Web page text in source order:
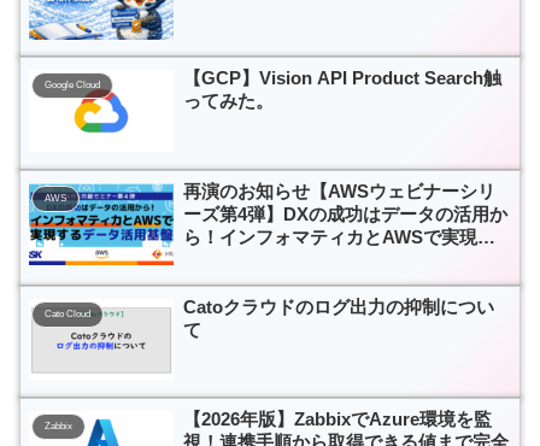
Google Cloud
【GCP】Vision API Product Search触
ってみた。
AWS
再演のお知らせ【AWSウェビナーシリ
ーズ第4弾】DXの成功はデータの活用か
ら！インフォマティカとAWSで実現す
Cato Cloud
Catoクラウドのログ出力の抑制につい
て
Zabbix
【2026年版】ZabbixでAzure環境を監